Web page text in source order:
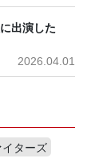
出演した
2026.04.01
ターズ